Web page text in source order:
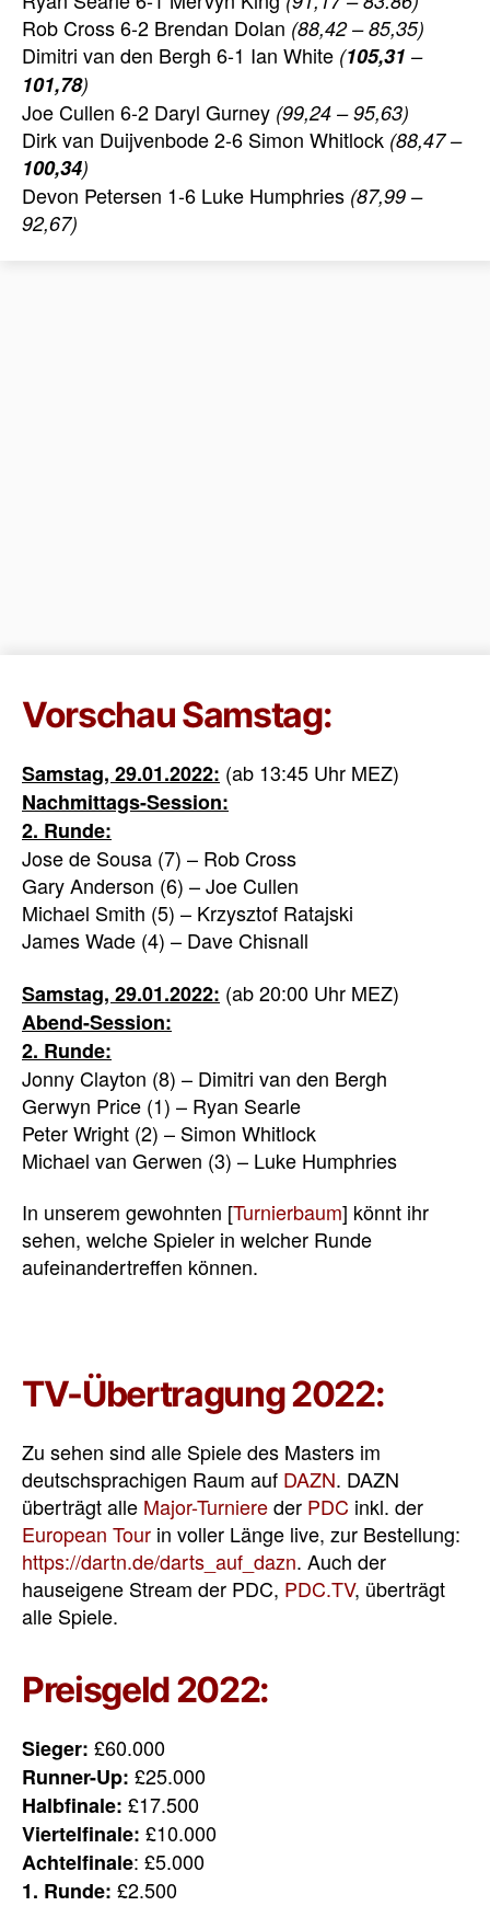
Rob Cross 6-2 Brendan Dolan (88,42 – 85,35)
Dimitri van den Bergh 6-1 Ian White (105,31 –
101,78)
Joe Cullen 6-2 Daryl Gurney (99,24 – 95,63)
Dirk van Duijvenbode 2-6 Simon Whitlock (88,47 –
100,34)
Devon Petersen 1-6 Luke Humphries (87,99 –
92,67)
Vorschau Samstag:
Samstag, 29.01.2022: (ab 13:45 Uhr MEZ)
Nachmittags-Session:
2. Runde:
Jose de Sousa (7) – Rob Cross
Gary Anderson (6) – Joe Cullen
Michael Smith (5) – Krzysztof Ratajski
James Wade (4) – Dave Chisnall
Samstag, 29.01.2022: (ab 20:00 Uhr MEZ)
Abend-Session:
2. Runde:
Jonny Clayton (8) – Dimitri van den Bergh
Gerwyn Price (1) – Ryan Searle
Peter Wright (2) – Simon Whitlock
Michael van Gerwen (3) – Luke Humphries
In unserem gewohnten [Turnierbaum] könnt ihr
sehen, welche Spieler in welcher Runde
aufeinandertreffen können.
TV-Übertragung 2022:
Zu sehen sind alle Spiele des Masters im
deutschsprachigen Raum auf DAZN. DAZN
überträgt alle Major-Turniereder PDC inkl. der
European Tour in voller Länge live, zur Bestellung:
https://dartn.de/darts_auf_dazn. Auch der
hauseigene Stream der PDC, PDC.TV, überträgt
alle Spiele.
Preisgeld 2022:
Sieger: £60.000
Runner-Up: £25.000
Halbfinale: £17.500
Viertelfinale: £10.000
Achtelfinale: £5.000
1. Runde: £2.500